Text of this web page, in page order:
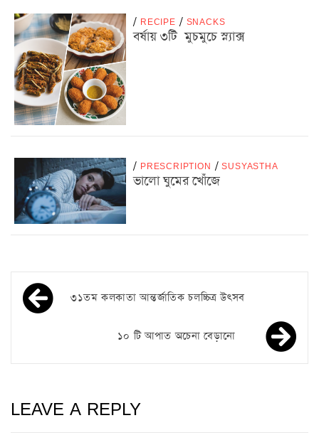
/ RECIPE / SNACKS
বর্ষায় ৩টি মুচমুচে স্ন্যাক্স
/ PRESCRIPTION / SUSYASTHA
ভালো ঘুমের খোঁজে
৩১তম কলকাতা আন্তর্জাতিক চলচ্চিত্র উৎসব
১০ টি আপাত অচেনা বেড়ানো
LEAVE A REPLY